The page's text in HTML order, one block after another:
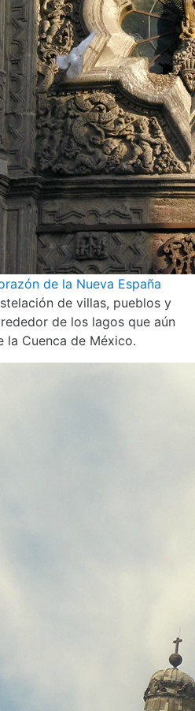
de la Nueva España
de villas, pueblos y
de los lagos que aún
la Cuenca de México.